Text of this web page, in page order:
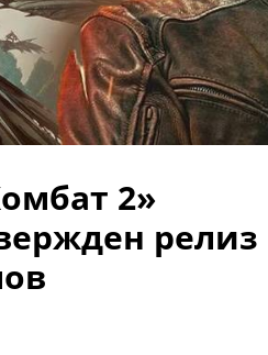
2»
релиз